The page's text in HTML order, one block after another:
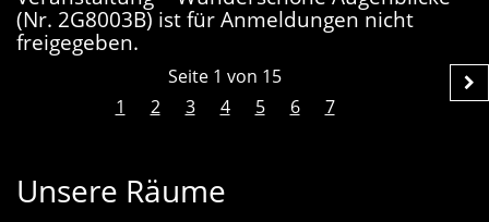
(Nr. 2G8003B) ist für Anmeldungen nicht
freigegeben.
Seite 1 von 15
1
2 3 4 5 6 7
Unsere Räume